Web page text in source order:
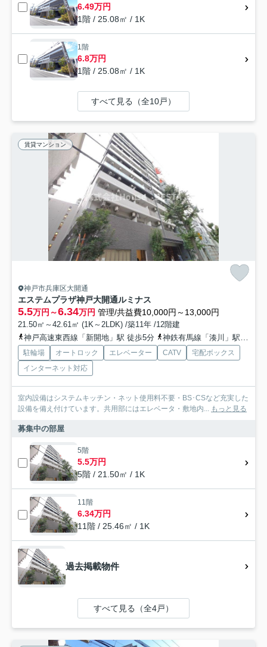
6.49万円
1階 / 25.08㎡ / 1K
1階
6.8万円
1階 / 25.08㎡ / 1K
すべて見る（全10戸）
賃貸マンション
神戸市兵庫区大開通
エステムプラザ神戸大開通ルミナス
5.5万円～6.34万円 管理/共益費10,000円～13,000円
21.50㎡～42.61㎡ (1K～2LDK) /築11年 /12階建
神戸高速東西線「新開地」駅 徒歩5分
神鉄有馬線「湊川」駅 徒歩10分
駐輪場 オートロック エレベーター CATV
宅配ボックス
インターネット対応
室内設備はシステムキッチン・ネット使用料不要・BS･CSなど充実した
設備を備え付けています。共用部にはエレベータ・敷地内... もっと見る
募集中の部屋
5階
5.5万円
5階 / 21.50㎡ / 1K
11階
6.34万円
11階 / 25.46㎡ / 1K
過去掲載物件
すべて見る（全4戸）